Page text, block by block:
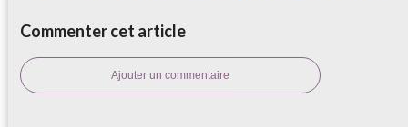
Commenter cet article
Ajouter un commentaire